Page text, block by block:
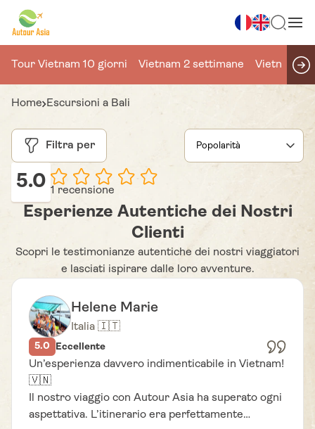
Tour Vietnam 10 giorni Vietnam 2 settimane Vietnam
Home Escursioni a Bali
Filtra per
5.0 1 recensione
Esperienze Autentiche dei Nostri
Clienti
Scopri le testimonianze autentiche dei nostri viaggiatori
e lasciati ispirare dalle loro avventure.
Helene Marie
Italia 🇮🇹
5.0 Eccellente
Un’esperienza davvero indimenticabile in Vietnam!
🇻🇳
Il nostro viaggio con Autour Asia ha superato ogni
aspettativa. L’itinerario era perfettamente